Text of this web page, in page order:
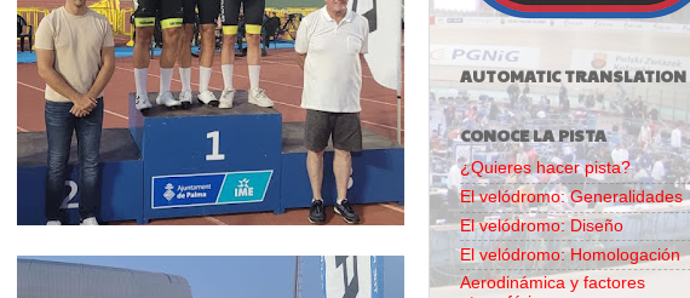
AUTOMATIC TRANSLATION
CONOCE LA PISTA
¿Quieres hacer pista?
El velódromo: Generalidades
El velódromo: Diseño
El velódromo: Homologación
Aerodinámica y factores